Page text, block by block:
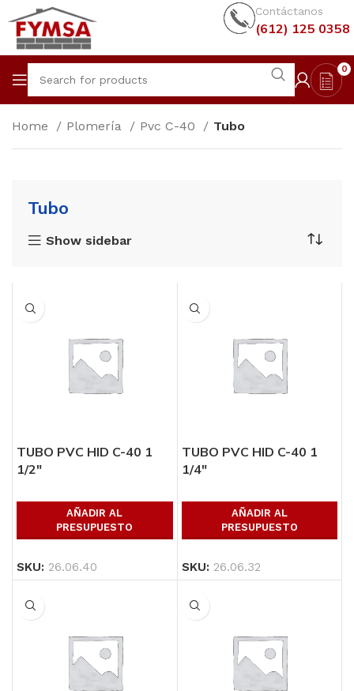
Contáctanos
(612) 125 0358
0
Home Plomería Pvc C-40 Tubo
Tubo
Show sidebar
TUBO PVC HID C-40 1
1/2″
AÑADIR AL
PRESUPUESTO
SKU: 26.06.40
TUBO PVC HID C-40 1
1/4″
AÑADIR AL
PRESUPUESTO
SKU: 26.06.32